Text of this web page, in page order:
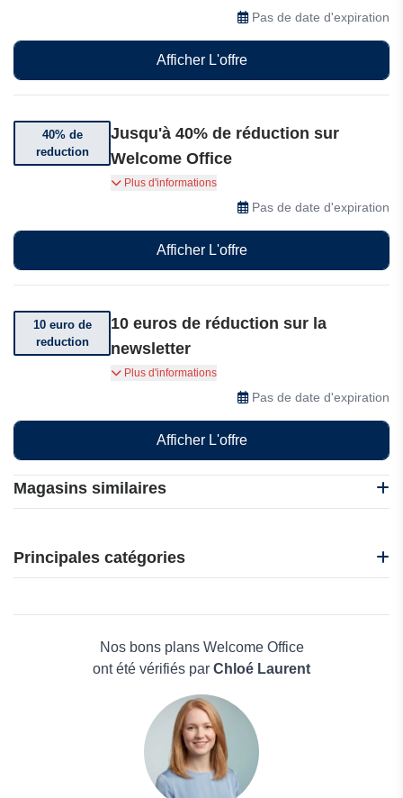
Magasins similaires
Kinguin
Sunsky
Geekmaxi
Dolphin-Anty
Principales catégories
Maison & JardinNos bons plans Welcome Office
ont été vérifiés par Chloé Laurent
Pas de date d'expiration
Afficher L'offre
40% de
reduction
Jusqu'à 40% de réduction sur
Welcome Office
Jusqu'à 40% de réduction sur une sélection
Plus d'informations
Pas de date d'expiration
Afficher L'offre
10 euro de
reduction
10 euros de réduction sur la
newsletter
Abonnez-vous et bénéficiez de 10 euros de
réduction sur votre commande
Plus d'informations
Pas de date d'expiration
Afficher L'offre